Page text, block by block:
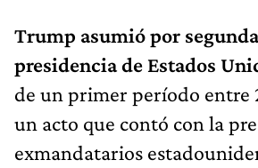
Trump asumió por
presidencia de Estados
de un primer período entre
un acto que contó con la
exmandatarios